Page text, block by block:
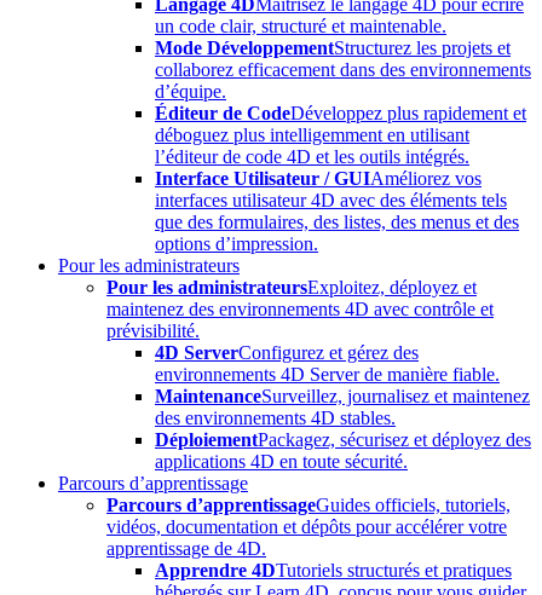
Langage 4DMaîtrisez le langage 4D pour écrire
un code clair, structuré et maintenable.
Mode DéveloppementStructurez les projets et
collaborez efficacement dans des environnements
d’équipe.
Éditeur de CodeDéveloppez plus rapidement et
déboguez plus intelligemment en utilisant
l’éditeur de code 4D et les outils intégrés.
Interface Utilisateur / GUIAméliorez vos
interfaces utilisateur 4D avec des éléments tels
que des formulaires, des listes, des menus et des
options d’impression.
Pour les administrateurs
Pour les administrateursExploitez, déployez et
maintenez des environnements 4D avec contrôle et
prévisibilité.
4D ServerConfigurez et gérez des
environnements 4D Server de manière fiable.
MaintenanceSurveillez, journalisez et maintenez
des environnements 4D stables.
DéploiementPackagez, sécurisez et déployez des
applications 4D en toute sécurité.
Parcours d’apprentissage
Parcours d’apprentissageGuides officiels, tutoriels,
vidéos, documentation et dépôts pour accélérer votre
apprentissage de 4D.
Apprendre 4DTutoriels structurés et pratiques